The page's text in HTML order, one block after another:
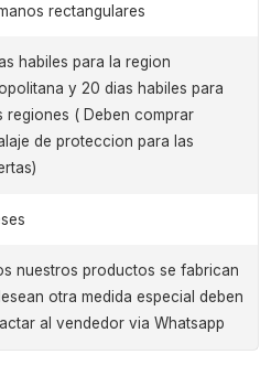
rectangulares
habiles para la region
y 20 dias habiles para
regiones ( Deben comprar
de proteccion para las
nuestros productos se fabrican
otra medida especial deben
al vendedor via Whatsapp